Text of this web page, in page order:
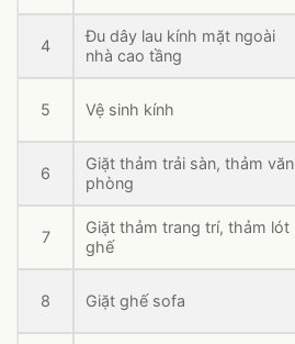
4
Đu dây lau kính mặt ngoài
nhà cao tầng
5 Vệ sinh kính
6
Giặt thảm trải sàn, thảm văn
phòng
7
Giặt thảm trang trí, thảm lót
ghế
8 Giặt ghế sofa